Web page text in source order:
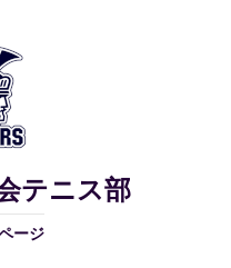
テニス部
ージ